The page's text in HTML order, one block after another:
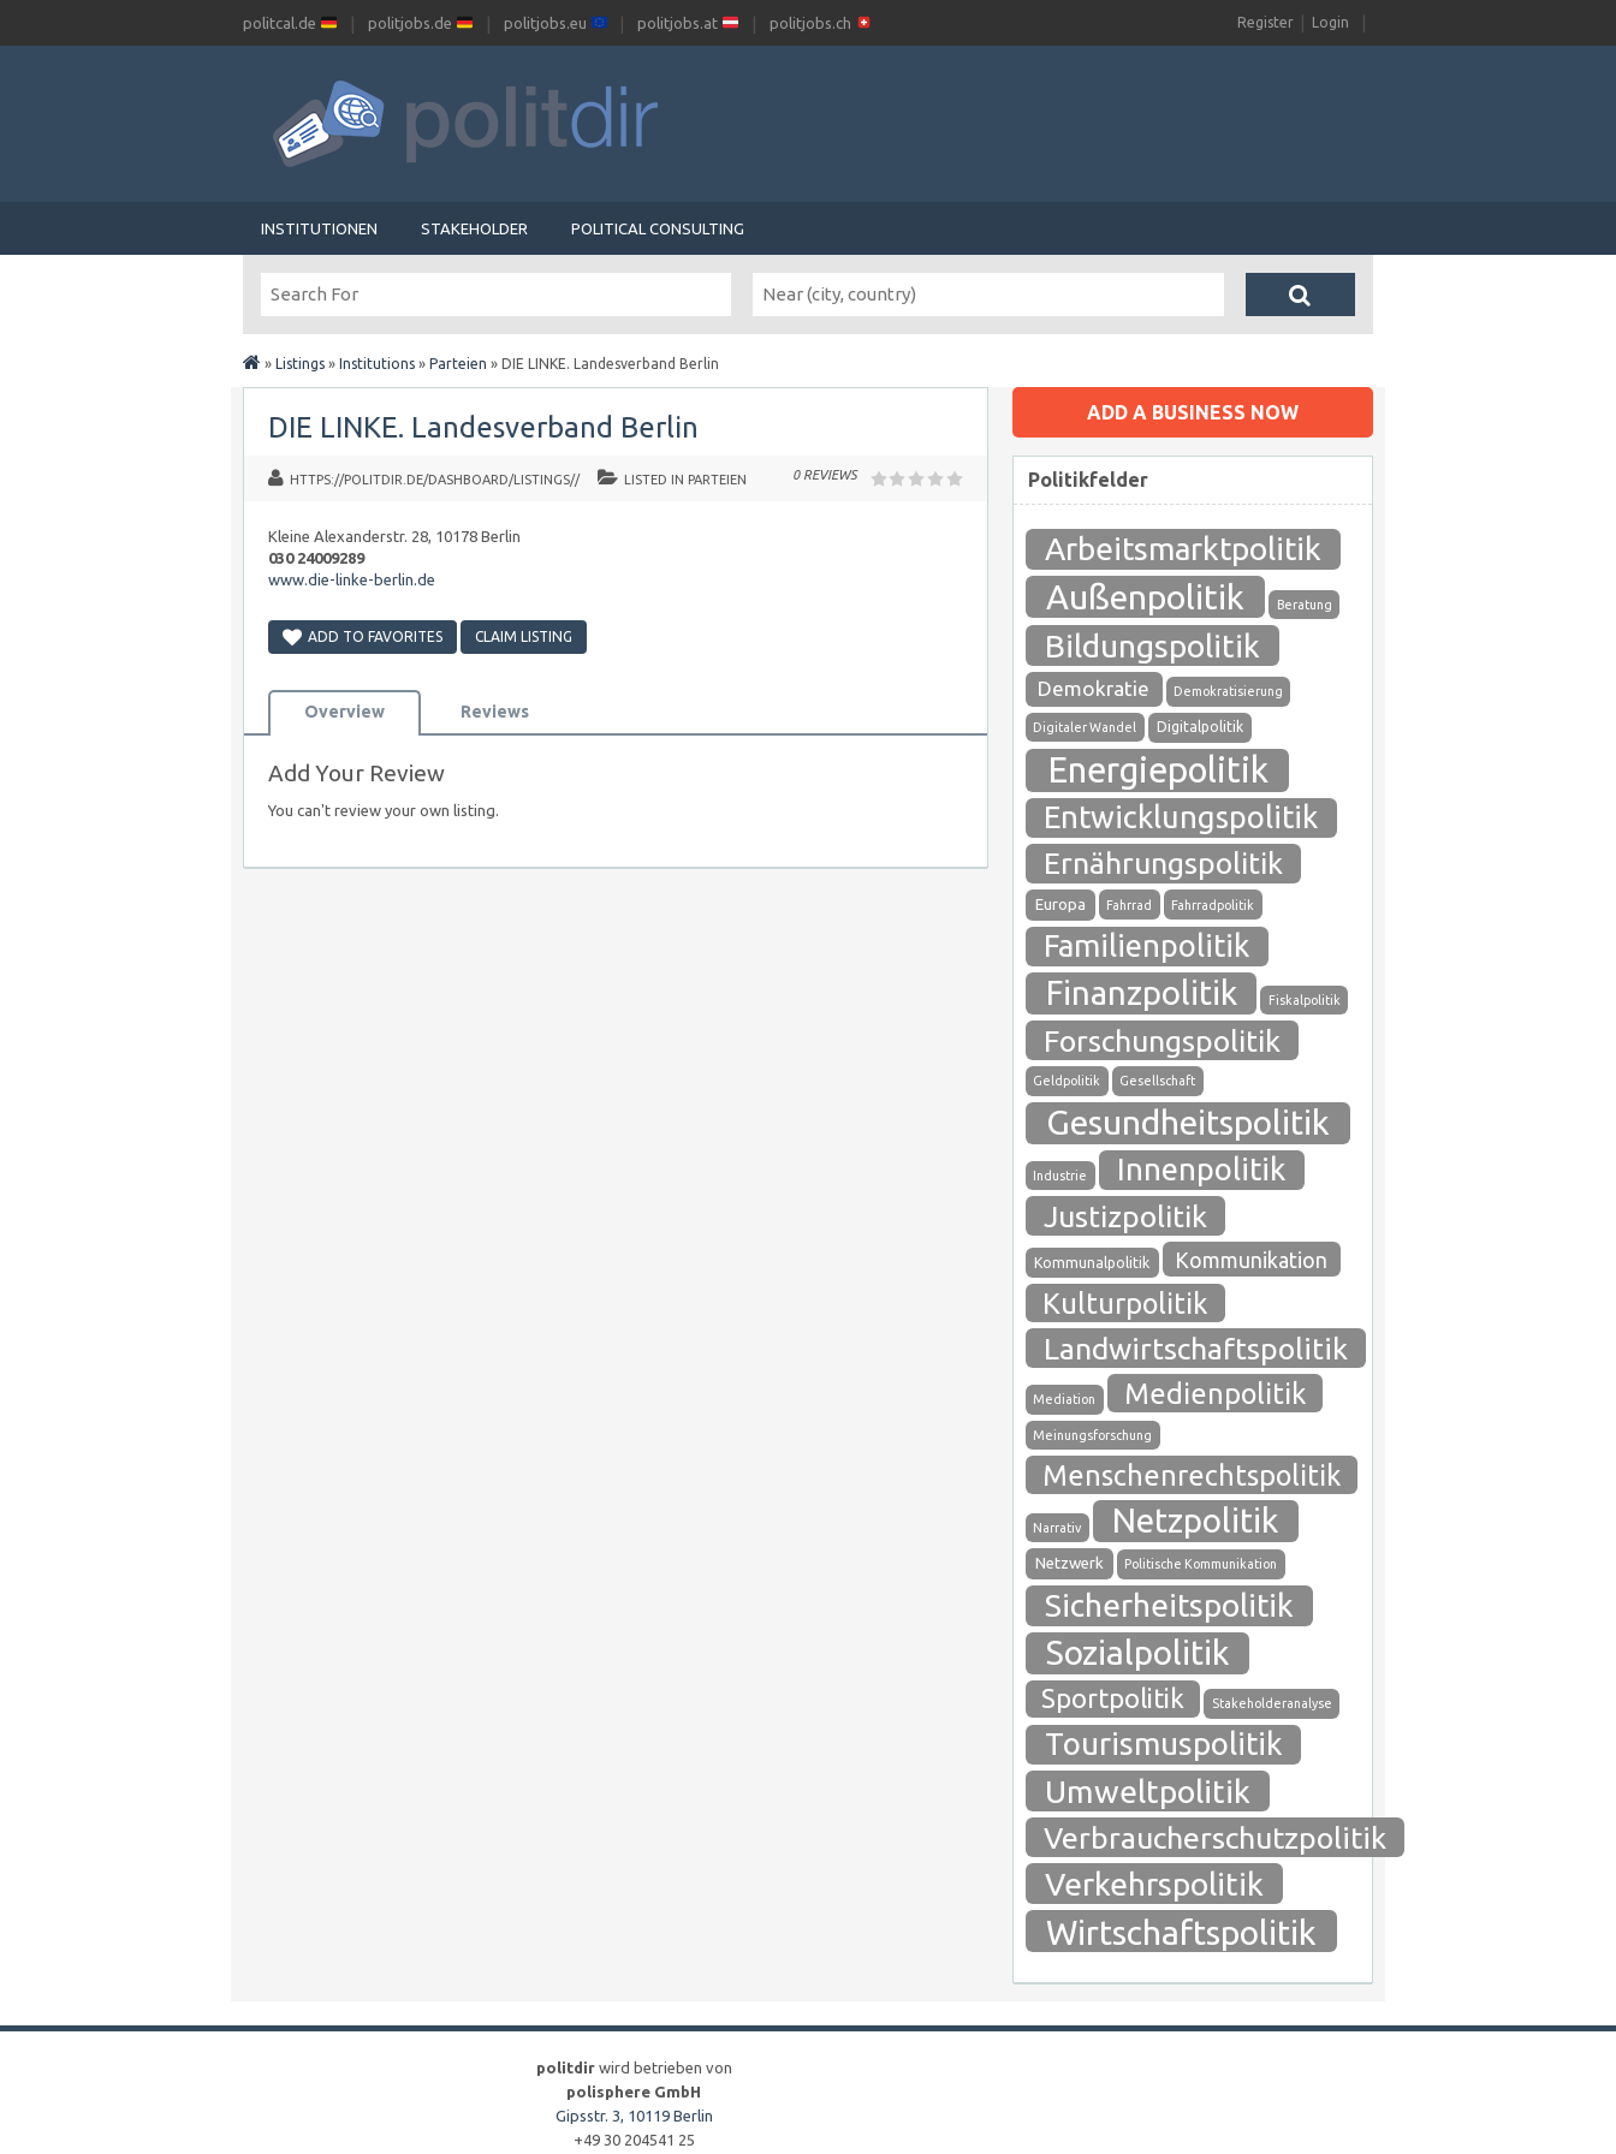
politcal.de politjobs.de politjobs.eu politjobs.at politjobs.ch Register Login
INSTITUTIONEN STAKEHOLDER POLITICAL CONSULTING
» Listings » Institutions » Parteien » DIE LINKE. Landesverband Berlin
DIE LINKE. Landesverband Berlin
HTTPS://POLITDIR.DE/DASHBOARD/LISTINGS// LISTED IN PARTEIEN 0 REVIEWS
Kleine Alexanderstr. 28, 10178 Berlin
030 24009289
www.die-linke-berlin.de
ADD TO FAVORITES CLAIM LISTING
Overview Reviews
Add Your Review
You can't review your own listing.
ADD A BUSINESS NOW
Politikfelder
Arbeitsmarktpolitik
Außenpolitik Beratung
Bildungspolitik
Demokratie Demokratisierung
Digitaler Wandel Digitalpolitik
Energiepolitik
Entwicklungspolitik
Ernährungspolitik
Europa Fahrrad Fahrradpolitik
Familienpolitik
Finanzpolitik Fiskalpolitik
Forschungspolitik
Geldpolitik Gesellschaft
Gesundheitspolitik
Industrie Innenpolitik
Justizpolitik
Kommunalpolitik Kommunikation
Kulturpolitik
Landwirtschaftspolitik
Mediation Medienpolitik
Meinungsforschung
Menschenrechtspolitik
Narrativ Netzpolitik
Netzwerk Politische Kommunikation
Sicherheitspolitik
Sozialpolitik
Sportpolitik Stakeholderanalyse
Tourismuspolitik
Umweltpolitik
Verbraucherschutzpolitik
Verkehrspolitik
Wirtschaftspolitik
politdirwird betrieben von
polisphere GmbH
Gipsstr. 3, 10119 Berlin
+49 30 204541 25